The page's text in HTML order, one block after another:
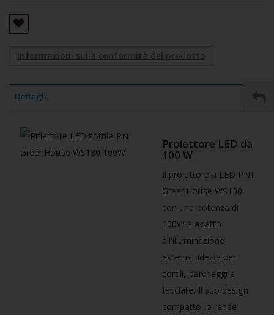
Informazioni sulla conformità del prodotto
Dettagli
Proiettore LED da
100 W
Il proiettore a LED PNI
GreenHouse WS130
con una potenza di
100W è adatto
all'illuminazione
esterna, ideale per
cortili, parcheggi e
facciate. Il suo design
compatto lo rende